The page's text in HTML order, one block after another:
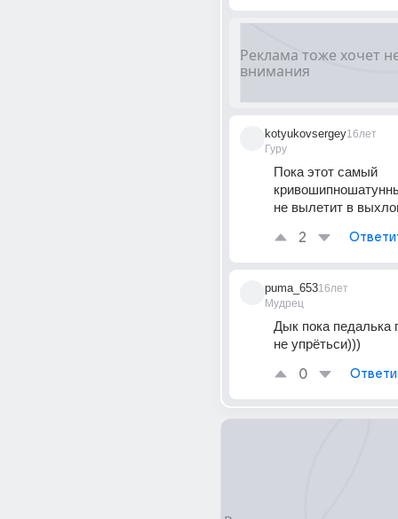
kotyukovsergey
Гуру
16лет
Пока этот самый
не вылетит в
2
puma_653
Мудрец
16лет
Дык пока педалька
не упрётьси)))
0